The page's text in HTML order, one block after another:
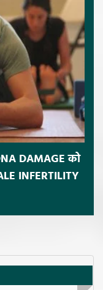
DAMAGE को
INFERTILITY